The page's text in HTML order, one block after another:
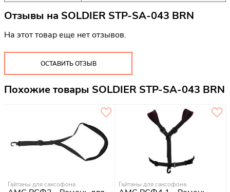
Отзывы на SOLDIER STP-SA-043 BRN
На этот товар еще нет отзывов.
ОСТАВИТЬ ОТЗЫВ
Похожие товары SOLDIER STP-SA-043 BRN
Гайтаны для саксофона Гайтаны для саксофона